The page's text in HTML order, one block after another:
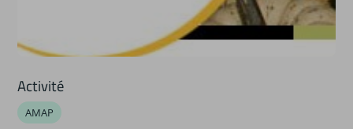
Activité
AMAP